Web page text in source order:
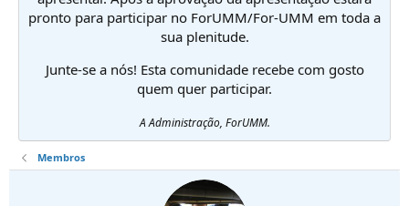
pronto para participar no ForUMM/For-UMM em toda a
sua plenitude.
Junte-se a nós! Esta comunidade recebe com gosto
quem quer participar.
A Administração, ForUMM.
Membros